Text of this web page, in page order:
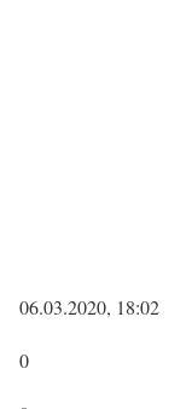
06.03.2020, 18:02
0